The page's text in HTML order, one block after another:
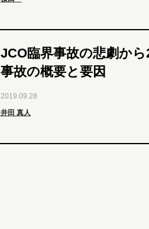
JCO臨界事故の悲劇か
事故の概要と要因
2019.09.28
井田 真人